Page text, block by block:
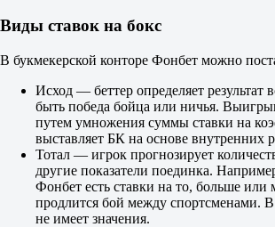
Кэссиди Торнберри
-
8 августа в 05:30
16.00
Лиам Мессам
Люк Сиаки
8 августа в 06:00
Виды ставок на бокс
В букмекерской конторе Фонбет можно
Исход — беттер определяет результат
быть победа бойца или ничья.
путем умножения суммы ставки на
выставляет БК на основе внутренних
Тотал — игрок прогнозирует
другие показатели поединка.
Фонбет есть ставки на то, больше или
продлится бой между спортсменами. В
не имеет значения.